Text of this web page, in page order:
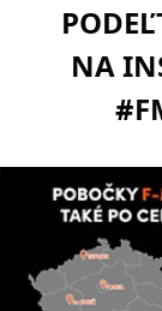
NA